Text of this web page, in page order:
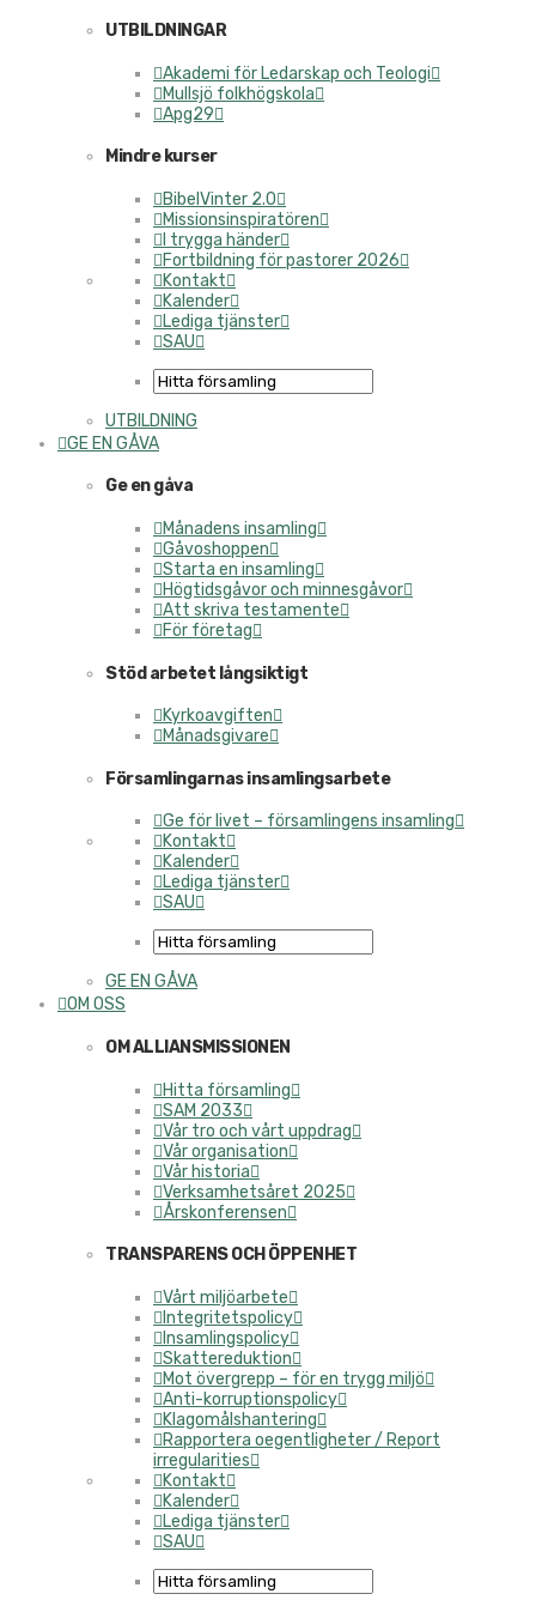
UTBILDNINGAR
Akademi för Ledarskap och Teologi
Mullsjö folkhögskola
Apg29
Mindre kurser
BibelVinter 2.0
Missionsinspiratören
I trygga händer
Fortbildning för pastorer 2026
Kontakt
Kalender
Lediga tjänster
SAU
UTBILDNING
GE EN GÅVA
Ge en gåva
Månadens insamling
Gåvoshoppen
Starta en insamling
Högtidsgåvor och minnesgåvor
Att skriva testamente
För företag
Stöd arbetet långsiktigt
Kyrkoavgiften
Månadsgivare
Församlingarnas insamlingsarbete
Ge för livet – församlingens insamling
Kontakt
Kalender
Lediga tjänster
SAU
GE EN GÅVA
OM OSS
OM ALLIANSMISSIONEN
Hitta församling
SAM 2033
Vår tro och vårt uppdrag
Vår organisation
Vår historia
Verksamhetsåret 2025
Årskonferensen
TRANSPARENS OCH ÖPPENHET
Vårt miljöarbete
Integritetspolicy
Insamlingspolicy
Skattereduktion
Mot övergrepp – för en trygg miljö
Anti-korruptionspolicy
Klagomålshantering
Rapportera oegentligheter / Report
irregularities
Kontakt
Kalender
Lediga tjänster
SAU